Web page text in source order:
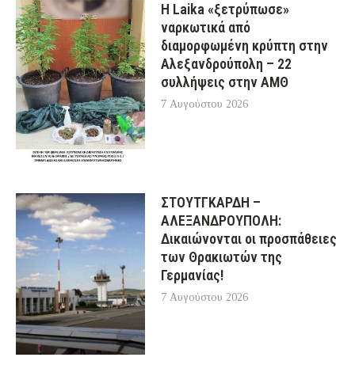
Η Laika «ξετρύπωσε»
ναρκωτικά από
διαμορφωμένη κρύπτη στην
Αλεξανδρούπολη – 22
συλλήψεις στην ΑΜΘ
7 Αυγούστου 2026
ΣΤΟΥΤΓΚΑΡΔΗ –
ΑΛΕΞΑΝΔΡΟΥΠΟΛΗ:
Δικαιώνονται οι προσπάθειες
των Θρακιωτών της
Γερμανίας!
7 Αυγούστου 2026